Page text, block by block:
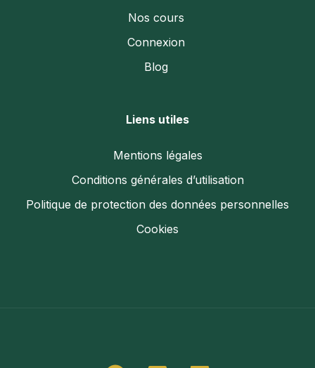
Nos cours
Connexion
Blog
Liens utiles
Mentions légales
Conditions générales d’utilisation
Politique de protection des données personnelles
Cookies